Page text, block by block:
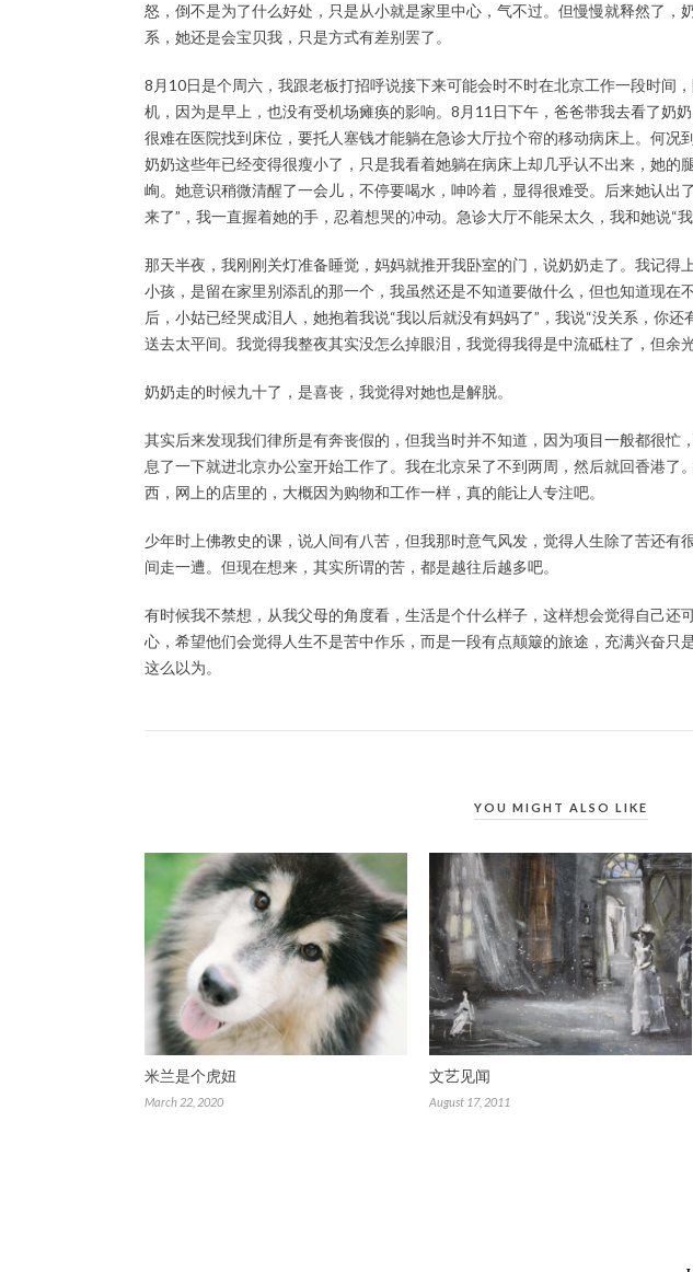
怒，倒不是为了什么好处，只是从小就是家里中心，气不过。但慢慢就释然了，
系，她还是会宝贝我，只是方式有差别罢了。
8月10日是个周六，我跟老板打招呼说接下来可能会时不时在北京工作一段时间
机，因为是早上，也没有受机场瘫痪的影响。8月11日下午，爸爸带我去看了奶
很难在医院找到床位，要托人塞钱才能躺在急诊大厅拉个帘的移动病床上。何况
奶奶这些年已经变得很瘦小了，只是我看着她躺在病床上却几乎认不出来，她的
峋。她意识稍微清醒了一会儿，不停要喝水，呻吟着，显得很难受。后来她认出
来了”，我一直握着她的手，忍着想哭的冲动。急诊大厅不能呆太久，我和她说“
那天半夜，我刚刚关灯准备睡觉，妈妈就推开我卧室的门，说奶奶走了。我记得
小孩，是留在家里别添乱的那一个，我虽然还是不知道要做什么，但也知道现在
后，小姑已经哭成泪人，她抱着我说“我以后就没有妈妈了”，我说“没关系，你还
送去太平间。我觉得我整夜其实没怎么掉眼泪，我觉得我得是中流砥柱了，但余
奶奶走的时候九十了，是喜丧，我觉得对她也是解脱。
其实后来发现我们律所是有奔丧假的，但我当时并不知道，因为项目一般都很忙
息了一下就进北京办公室开始工作了。我在北京呆了不到两周，然后就回香港了
西，网上的店里的，大概因为购物和工作一样，真的能让人专注吧。
少年时上佛教史的课，说人间有八苦，但我那时意气风发，觉得人生除了苦还有
间走一遭。但现在想来，其实所谓的苦，都是越往后越多吧。
有时候我不禁想，从我父母的角度看，生活是个什么样子，这样想会觉得自己还
心，希望他们会觉得人生不是苦中作乐，而是一段有点颠簸的旅途，充满兴奋只
这么以为。
YOU MIGHT ALSO LIKE
米兰是个虎妞
March 22, 2020
文艺见闻
August 17, 2011